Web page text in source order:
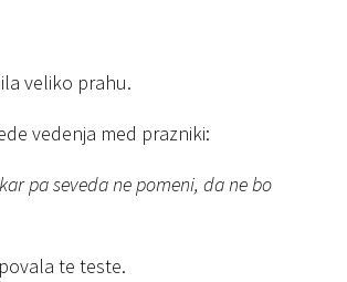
veliko prahu.
vedenja med prazniki:
pa seveda ne pomeni, da ne bo
te teste.